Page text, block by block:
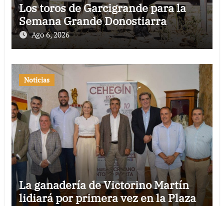
Los toros de Garcigrande para la
Semana Grande Donostiarra
Ago 6, 2026
Noticias
La ganadería de Victorino Martín
lidiará por primera vez en la Plaza